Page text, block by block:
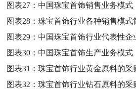
图表27：中国珠宝首饰销售业务模式
图表28：珠宝首饰行业各种销售模式
图表29：中国珠宝首饰行业代表性企
图表30：中国珠宝首饰生产业务模式
图表31：珠宝首饰行业黄金原料的采
图表32：珠宝首饰行业钻石原料的采